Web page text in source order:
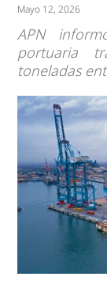
Mayo 12, 2026
APN
portuaria
toneladas